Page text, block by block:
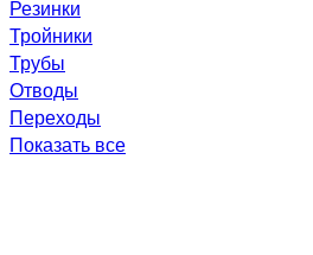
Резинки
Тройники
Трубы
Отводы
Переходы
Показать все